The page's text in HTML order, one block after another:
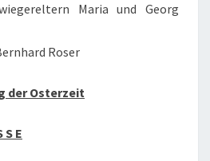
Maria und Georg
Roser
der Osterzeit
S E